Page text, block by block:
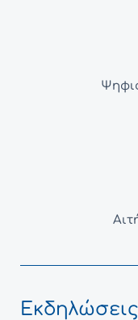
Εκδηλώσεις